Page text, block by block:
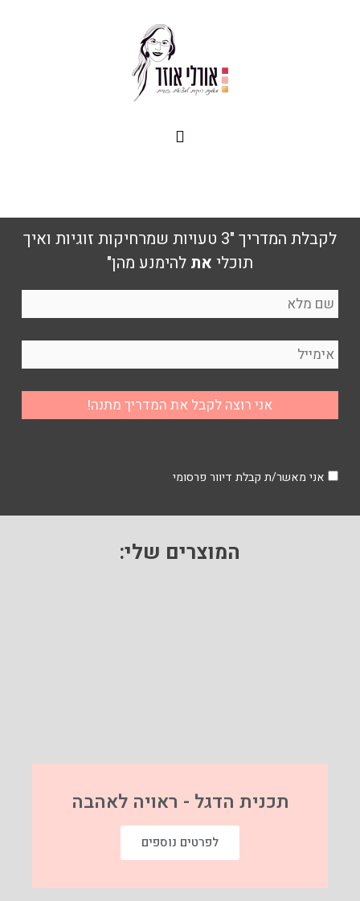
לקבלת המדריך "3 טעויות שמרחיקות זוגיות ואיך
תוכלי את להימנע מהן"
אני מאשר/ת קבלת דיוור פרסומי
המוצרים שלי:
תכנית הדגל - ראויה לאהבה
לפרטים נוספים